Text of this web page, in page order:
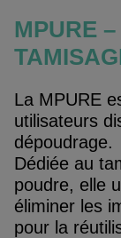
MPURE
La MPURE
utilisateurs
dépoudrage.
Dédiée au
poudre, elle
éliminer les
pour la